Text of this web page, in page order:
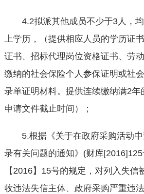
4.2拟派其他成员不少于3人，
上学历，（提供相应人员的学历证
证书、招标代理岗位资格证书、劳
缴纳的社会保险个人参保证明或社
录单证明材料。提供连续缴纳满2年
申请文件截止时间）；
5.根据《关于在政府采购活动
录有关问题的通知》(财库
【2016】15号的规定，对列入失信
收违法失信主体、政府采购严重违